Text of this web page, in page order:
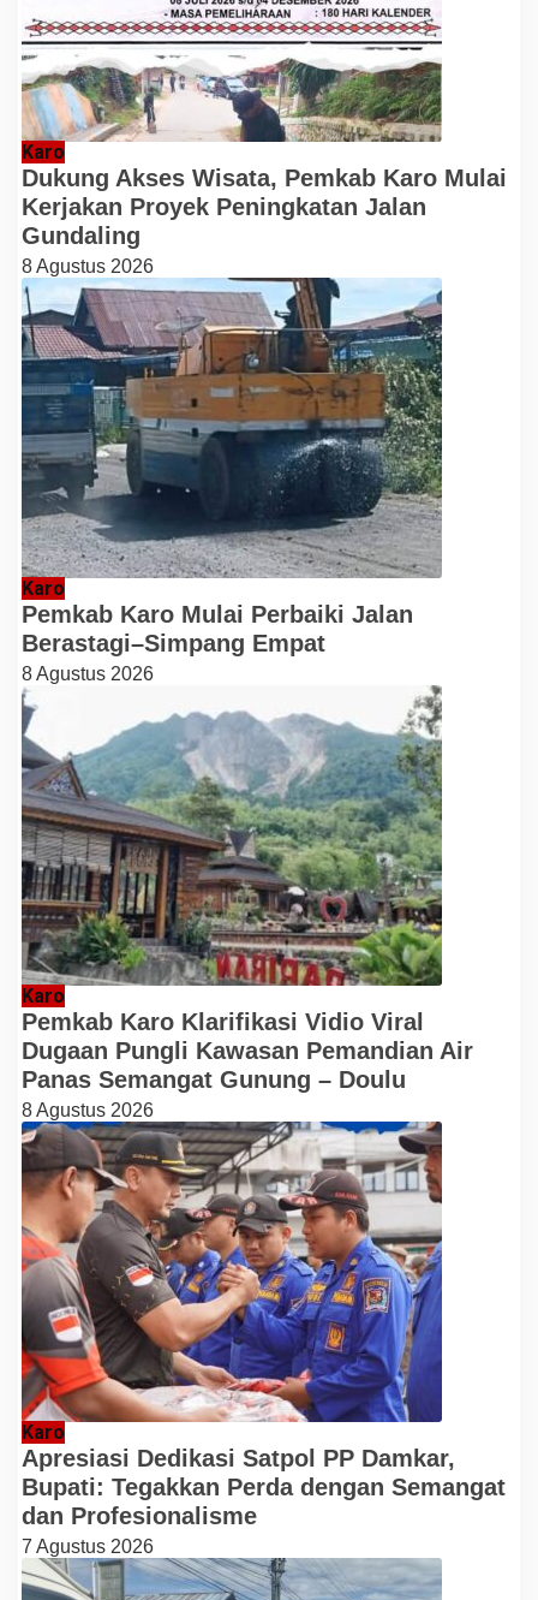
Karo
Dukung Akses Wisata, Pemkab Karo Mulai
Kerjakan Proyek Peningkatan Jalan
Gundaling
8 Agustus 2026
Karo
Pemkab Karo Mulai Perbaiki Jalan
Berastagi–Simpang Empat
8 Agustus 2026
Karo
Pemkab Karo Klarifikasi Vidio Viral
Dugaan Pungli Kawasan Pemandian Air
Panas Semangat Gunung – Doulu
8 Agustus 2026
Karo
Apresiasi Dedikasi Satpol PP Damkar,
Bupati: Tegakkan Perda dengan Semangat
dan Profesionalisme
7 Agustus 2026